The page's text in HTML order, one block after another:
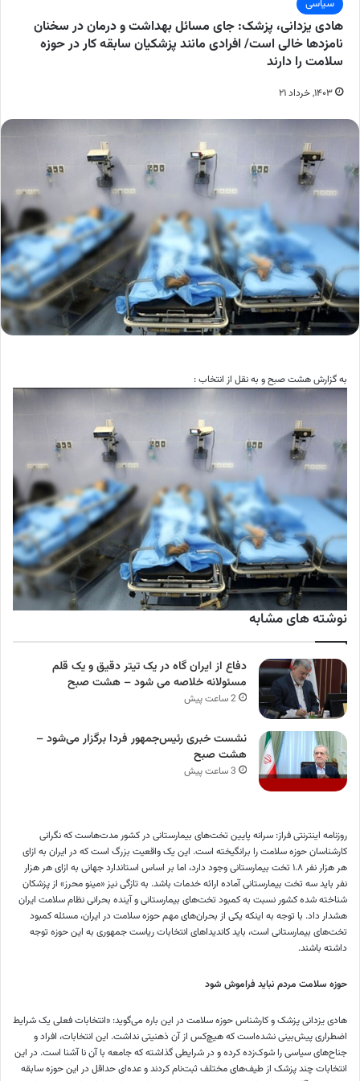
سیاسی
هادی یزدانی، پزشک: جای مسائل بهداشت و درمان در سخنان
نامزدها خالی است/ افرادی مانند پزشکیان سابقه کار در حوزه
سلامت را دارند
۱۴۰۳, خرداد ۲۱
به گزارش هشت صبح و به نقل از انتخاب :
نوشته های مشابه
دفاع از ایران گاه در یک تیتر دقیق و یک قلم
مسئولانه خلاصه می شود – هشت صبح
2 ساعت پیش
نشست خبری رئیس‌جمهور فردا برگزار می‌شود –
هشت صبح
3 ساعت پیش
روزنامه اینترنتی فراز: سرانه پایین تخت‌های بیمارستانی در کشور مدت‌هاست که نگرانی
کارشناسان حوزه سلامت را برانگیخته است. این یک واقعیت بزرگ است که در ایران به ازای
هر هزار نفر ۱.۸ تخت بیمارستانی وجود دارد، اما بر اساس استاندارد جهانی به ازای هر هزار
نفر باید سه تخت بیمارستانی آماده ارائه خدمات باشد. به تازگی نیز «مینو محرز» از پزشکان
شناخته شده کشور نسبت به کمبود تخت‌های بیمارستانی و آینده بحرانی نظام سلامت ایران
هشدار داد. با توجه به اینکه یکی از بحران‌های مهم حوزه سلامت در ایران، مسئله کمبود
تخت‌های بیمارستانی است، باید کاندیدا‌های انتخابات ریاست جمهوری به این حوزه توجه
داشته باشند.
حوزه سلامت مردم نباید فراموش شود
هادی یزدانی پزشک و کارشناس حوزه سلامت در این باره می‌گوید: «انتخابات فعلی یک شرایط
اضطراری پیش‌بینی نشده‌است که هیچ‌کس از آن ذهنیتی نداشت. این انتخابات، افراد و
جناح‌های سیاسی را شوک‌زده کرده و در شرایطی گذاشته که جامعه با آن نا آشنا است. در این
انتخابات چند پزشک از طیف‌های مختلف ثبت‌نام کردند و عده‌ای حداقل در این حوزه سابقه